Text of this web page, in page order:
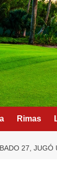
Rimas
27,